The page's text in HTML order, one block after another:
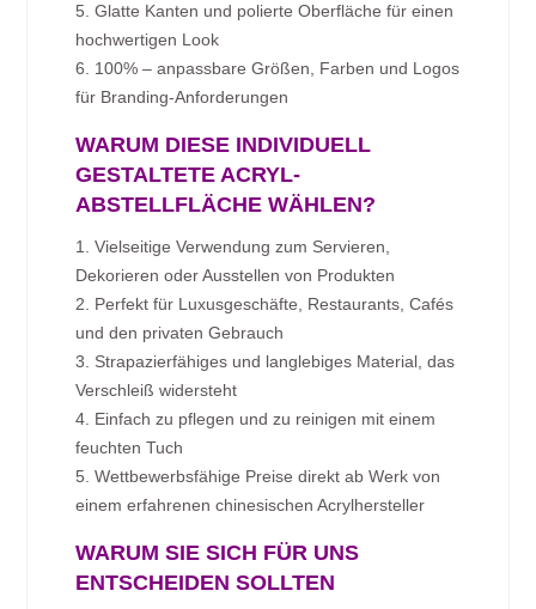
5. Glatte Kanten und polierte Oberfläche für einen
hochwertigen Look
6. 100% – anpassbare Größen, Farben und Logos
für Branding-Anforderungen
WARUM DIESE INDIVIDUELL
GESTALTETE ACRYL-
ABSTELLFLÄCHE WÄHLEN?
1. Vielseitige Verwendung zum Servieren,
Dekorieren oder Ausstellen von Produkten
2. Perfekt für Luxusgeschäfte, Restaurants, Cafés
und den privaten Gebrauch
3. Strapazierfähiges und langlebiges Material, das
Verschleiß widersteht
4. Einfach zu pflegen und zu reinigen mit einem
feuchten Tuch
5. Wettbewerbsfähige Preise direkt ab Werk von
einem erfahrenen chinesischen Acrylhersteller
WARUM SIE SICH FÜR UNS
ENTSCHEIDEN SOLLTEN